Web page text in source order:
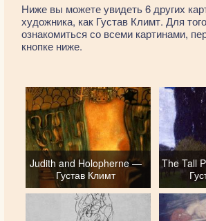
Ниже вы можете увидеть 6 других
художника, как Густав Климт. Для
ознакомиться со всеми картинами,
кнопке ниже.
Judith and Holopherne —
Густав Климт
The Tall